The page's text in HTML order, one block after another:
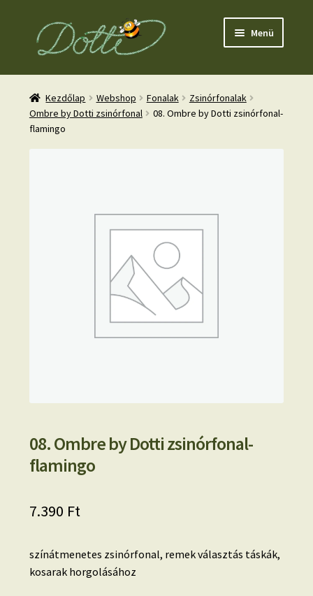
Ugrás
Kilépés
Menü
Kezdőlap Webshop Fonalak
Zsinórfonalak
Ombre by Dotti zsinórfonal
08. Ombre by Dotti zsinórfonal-
flamingo
08. Ombre by Dotti zsinórfonal-
flamingo
7.390 Ft
színátmenetes zsinórfonal, remek választás táskák,
kosarak horgolásához